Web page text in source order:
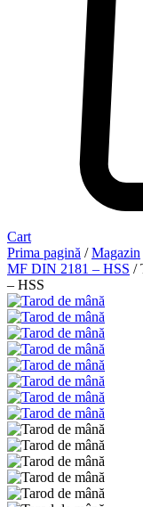
Cart
Prima pagină /Magazin
MF DIN 2181 – HSS /
– HSS